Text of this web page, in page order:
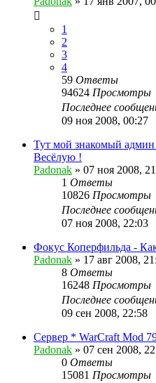
1
2
3
4
59 Ответы
94624 Просмотры
Последнее
09 ноя 2008, 00:27
Тут мой знакомый
Весёлую !
Padonak » 07 ноя 2008,
1 Ответы
10826 Просмотры
Последнее
07 ноя 2008, 22:03
Фокус Коперфильда - Как
Padonak » 17 авг 2008,
8 Ответы
16248 Просмотры
Последнее
09 сен 2008, 22:58
Сервер * WarCraft Mod
Padonak » 07 сен 2008,
0 Ответы
15081 Просмотры